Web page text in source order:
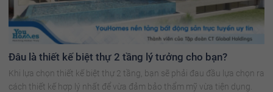
Đâu là thiết kế biệt thự 2 tầng lý tưởng cho bạn?
Khi lựa chọn thiết kế biệt thự 2 tầng, bạn sẽ phải đau đầu lựa chọn ra
cách thiết kế hợp lý nhất để vừa đảm bảo thẩm mỹ vừa tiện dụng.